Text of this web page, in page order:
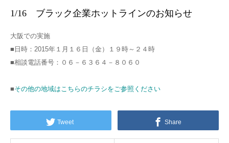
1/16 ブラック企業ホットラインのお知らせ
大阪での実施
■日時：2015年１月１６日（金）１９時～２４時
■相談電話番号：０６－６３６４－８０６０
■その他の地域はこちらのチラシをご参照ください
Tweet Share